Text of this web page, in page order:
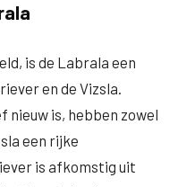
is de Labrala een
en de Vizsla.
nieuw is, hebben zowel
een rijke
is afkomstig uit